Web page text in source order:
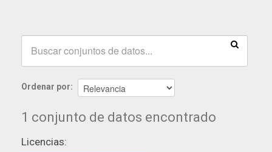
Ordenar por
1 conjunto de datos encontrado
Licencias: